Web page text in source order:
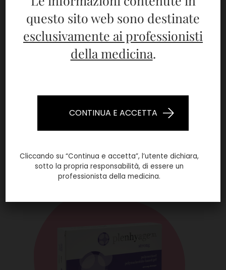
Ci sono effetti collaterali?
Quanto tempo ci vuole per vedere i
Plenhyage XL è efficace solo per il viso?
Potrebbero interessarti:
questo sito web sono destinate
esclusivamente ai professionisti
della medicina.
CONTINUA E ACCETTA
Cliccando su “Continua e accetta”, l’utente dichiara,
sotto la propria responsabilità, di essere un
professionista della medicina.